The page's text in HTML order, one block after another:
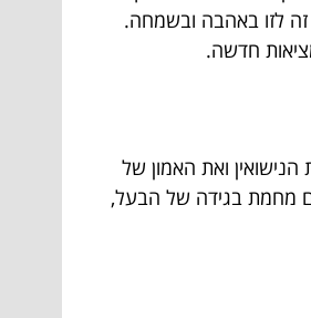
זה לזו באהבה ובשמחה.
חדשה.
ואת האמון של
מחמת בגידה של הבעל,